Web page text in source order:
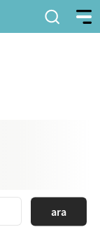
ara